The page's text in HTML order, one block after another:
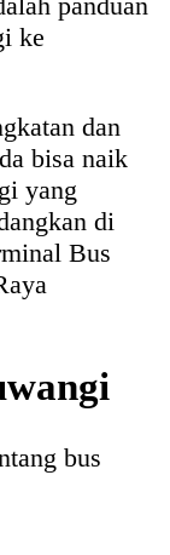
ke
dan
bisa naik
yang
di
Bus
bus